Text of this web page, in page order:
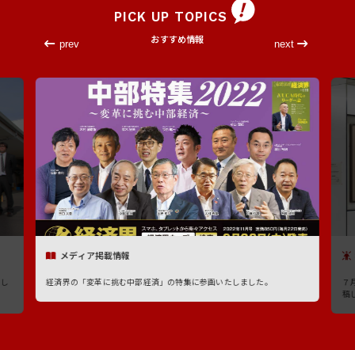
PICK UP TOPICS
おすすめ情報
prev next
メディア掲載情報
経済界の「変革に挑む中部経済」の特集に参画いたしました。
７
稿